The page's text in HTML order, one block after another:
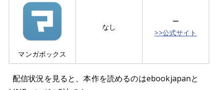
マンガボックス
なし
ー
>>公式サイト
配信状況を見ると、本作を読めるのはebookjapanと